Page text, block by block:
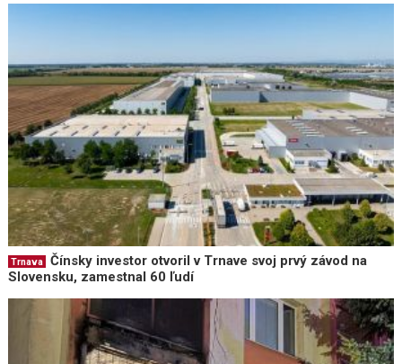
Trnava
Čínsky investor otvoril v Trnave svoj prvý závod na
Slovensku, zamestnal 60 ľudí